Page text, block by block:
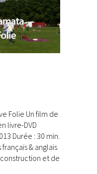
Folie Un film de
livre-DVD
Durée : 30 min.
& anglais
et de